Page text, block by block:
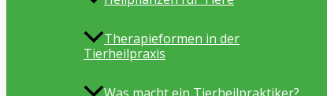
Therapieformen in der
Tierheilpraxis